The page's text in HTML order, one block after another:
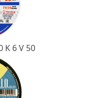
K 6 V 50